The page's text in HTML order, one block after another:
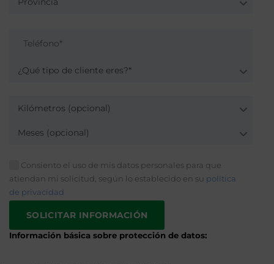
¿Qué tipo de cliente eres?*
Kilómetros (opcional)
Meses (opcional)
Consiento el uso de mis datos personales para que
atiendan mi solicitud, según lo establecido en su política
de privacidad
Información básica sobre protección de datos: